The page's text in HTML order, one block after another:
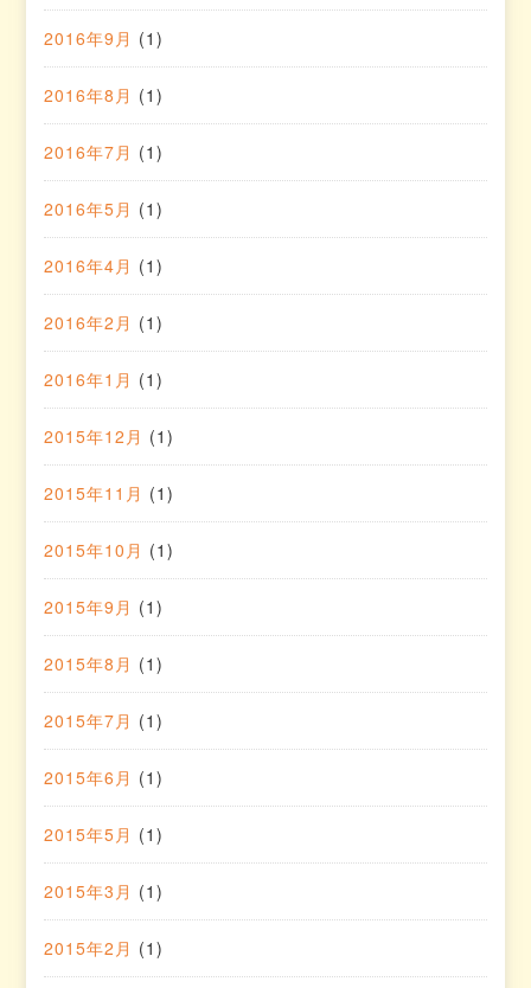
2016年9月 (1)
2016年8月 (1)
2016年7月 (1)
2016年5月 (1)
2016年4月 (1)
2016年2月 (1)
2016年1月 (1)
2015年12月 (1)
2015年11月 (1)
2015年10月 (1)
2015年9月 (1)
2015年8月 (1)
2015年7月 (1)
2015年6月 (1)
2015年5月 (1)
2015年3月 (1)
2015年2月 (1)